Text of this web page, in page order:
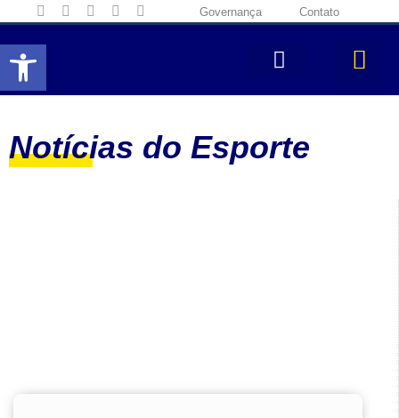
Abrir a barra de ferramentas
Governança Contato
Notícias do Esporte